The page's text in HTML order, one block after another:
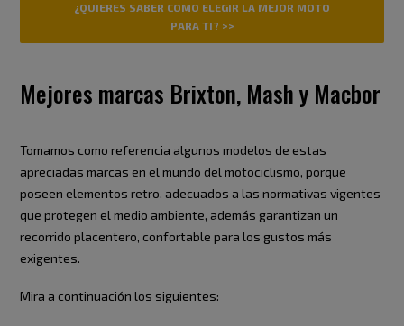
¿QUIERES SABER COMO ELEGIR LA MEJOR MOTO
PARA TI? >>
Mejores marcas Brixton, Mash y Macbor
Tomamos como referencia algunos modelos de estas
apreciadas marcas en el mundo del motociclismo, porque
poseen elementos retro, adecuados a las normativas vigentes
que protegen el medio ambiente, además garantizan un
recorrido placentero, confortable para los gustos más
exigentes.
Mira a continuación los siguientes: